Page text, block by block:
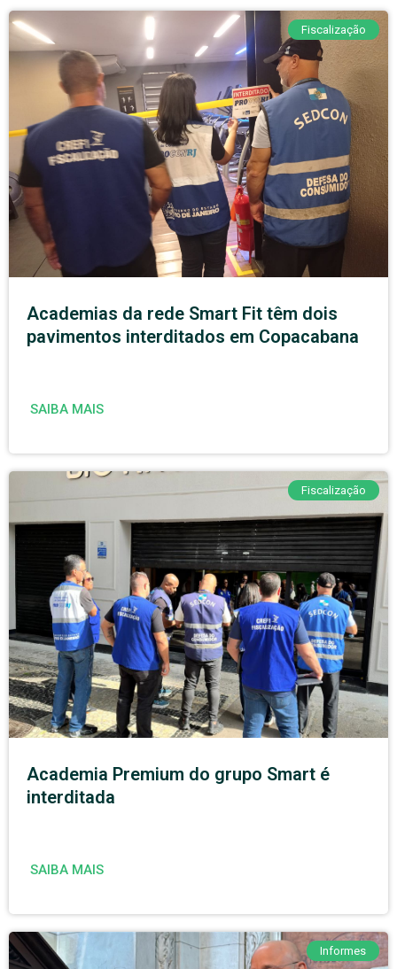
Fiscalização
Academias da rede Smart Fit têm dois
pavimentos interditados em Copacabana
SAIBA MAIS
Fiscalização
Academia Premium do grupo Smart é
interditada
SAIBA MAIS
Informes